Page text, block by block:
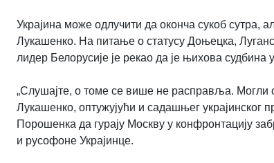
Украјина може одлучити да оконча сукоб сутра,
Лукашенко. На питање о статусу Доњецка,
лидер Белорусије је рекао да је њихова судбина
„Слушајте, о томе се више не расправља. Могли
Лукашенко, оптужујући и садашњег украјинског
Порошенка да гурају Москву у конфронтацију
и русофоне Украјинце.